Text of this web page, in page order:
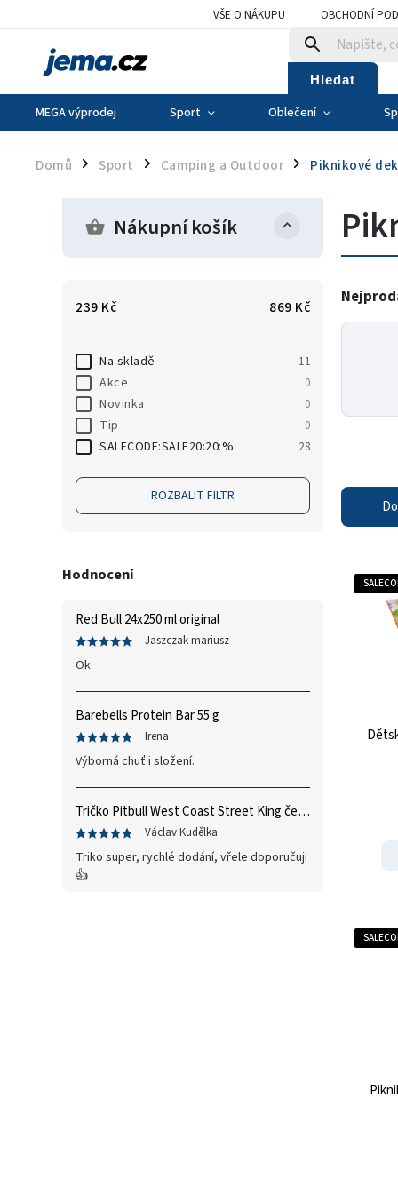
VŠE O NÁKUPU OBCHODNÍ
Hledat
MEGA výprodej Sport Oblečení
Domů / Sport / Camping a Outdoor / Piknikové
Nákupní košík
239 Kč 869 Kč
Na skladě 11
Akce 0
Novinka 0
Tip 0
SALECODE:SALE20:20:% 28
ROZBALIT FILTR
Hodnocení
Red Bull 24x250 ml original
Jaszczak mariusz
Ok
Barebells Protein Bar 55 g
Irena
Výborná chuť i složení.
Tričko Pitbull West Coast Street King černá
Václav Kudělka
Triko super, rychlé dodání, vřele doporučuji
👍